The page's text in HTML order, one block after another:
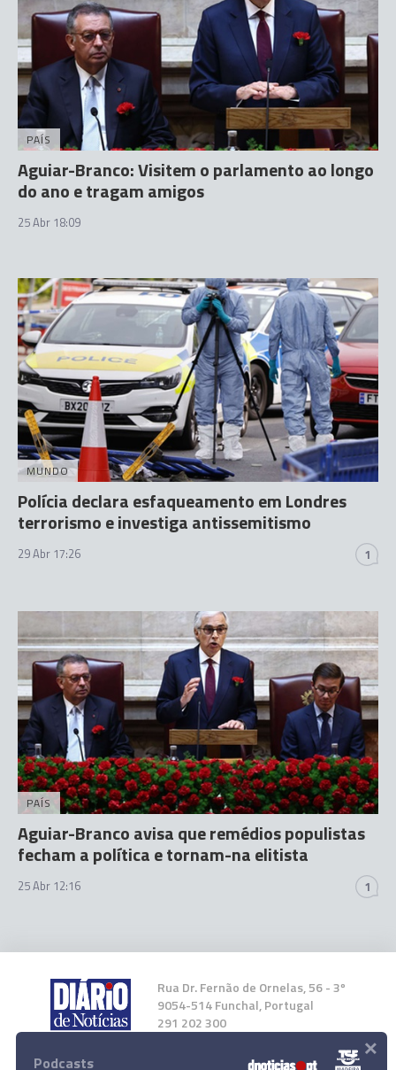
PAÍS
Aguiar-Branco: Visitem o parlamento ao longo
do ano e tragam amigos
25 Abr 18:09
MUNDO
Polícia declara esfaqueamento em Londres
terrorismo e investiga antissemitismo
29 Abr 17:26 1
PAÍS
Aguiar-Branco avisa que remédios populistas
fecham a política e tornam-na elitista
25 Abr 12:16 1
Rua Dr. Fernão de Ornelas, 56 - 3º
9054-514 Funchal, Portugal
291 202 300
Instale a nossa App
Podcasts ×